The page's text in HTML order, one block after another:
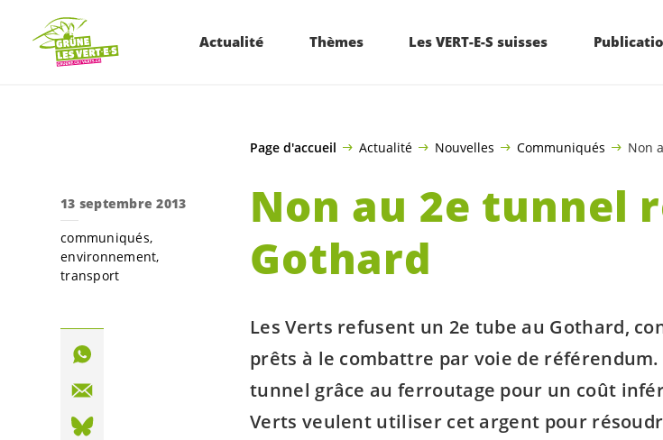
ALLER AU CONTENU PRINCIPAL
Actualité Thèmes Les VERT-E-S suisses
Page d'accueil Actualité Nouvelles Communiqués Non
Non au 2e tunnel
Gothard
Les Verts refusent un 2e tube au Gothard,
prêts à le combattre par voie de référendum.
tunnel grâce au ferroutage pour un coût
Verts veulent utiliser cet argent pour
13 septembre 2013
communiqués
environnement
transport